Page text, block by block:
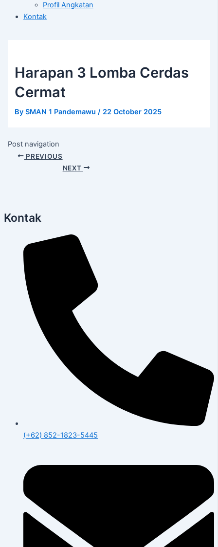
Profil Angkatan
Kontak
Harapan 3 Lomba Cerdas
Cermat
BySMAN 1 Pandemawu / 22 October 2025
Post navigation
PREVIOUS
NEXT
Kontak
(+62) 852-1823-5445